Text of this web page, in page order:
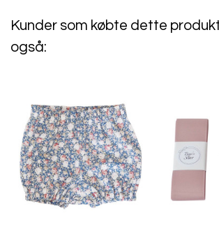
Kunder som købte dette
også: